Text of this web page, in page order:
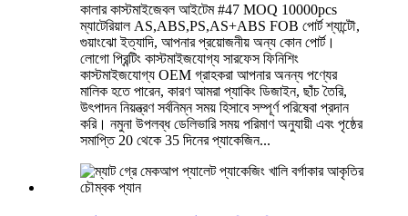
কালার কাস্টমাইজেবল আইটেম #47 MOQ 10000pcs
ম্যাটেরিয়াল AS,ABS,PS,AS+ABS FOB পোর্ট শ্যান্টৌ,
গুয়াংঝো ইত্যাদি, আপনার প্রয়োজনীয় অন্য কোন পোর্ট।
লোগো প্রিন্টিং কাস্টমাইজযোগ্য সারফেস ফিনিশিং
কাস্টমাইজযোগ্য OEM গ্রাহকরা আপনার অনন্য পণ্যের
মালিক হতে পারেন, কারণ আমরা প্যাকিং ডিজাইন, ছাঁচ তৈরি,
উৎপাদন নিয়ন্ত্রণ সর্বনিম্ন সময় হিসাবে সম্পূর্ণ পরিষেবা প্রদান
করি। নমুনা উপলব্ধ ডেলিভারি সময় পরিমাণ অনুযায়ী এবং পৃষ্ঠের
সমাপ্তি 20 থেকে 35 দিনের প্যাকেজিন...